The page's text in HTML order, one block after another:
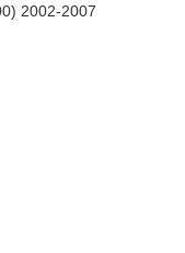
2002-2007